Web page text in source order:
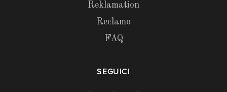
Reklamation
Reclamo
FAQ
SEGUICI